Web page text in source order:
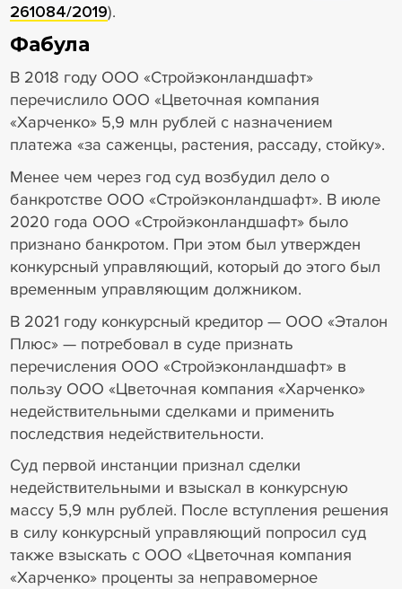
261084/2019).
Фабула
В 2018 году ООО «Стройэконландшафт»
перечислило ООО «Цветочная компания
«Харченко» 5,9 млн рублей с назначением
платежа «за саженцы, растения, рассаду, стойку».
Менее чем через год суд возбудил дело о
банкротстве ООО «Стройэконландшафт». В июле
2020 года ООО «Стройэконландшафт» было
признано банкротом. При этом был утвержден
конкурсный управляющий, который до этого был
временным управляющим должником.
В 2021 году конкурсный кредитор — ООО «Эталон
Плюс» — потребовал в суде признать
перечисления ООО «Стройэконландшафт» в
пользу ООО «Цветочная компания «Харченко»
недействительными сделками и применить
последствия недействительности.
Суд первой инстанции признал сделки
недействительными и взыскал в конкурсную
массу 5,9 млн рублей. После вступления решения
в силу конкурсный управляющий попросил суд
также взыскать с ООО «Цветочная компания
«Харченко» проценты за неправомерное